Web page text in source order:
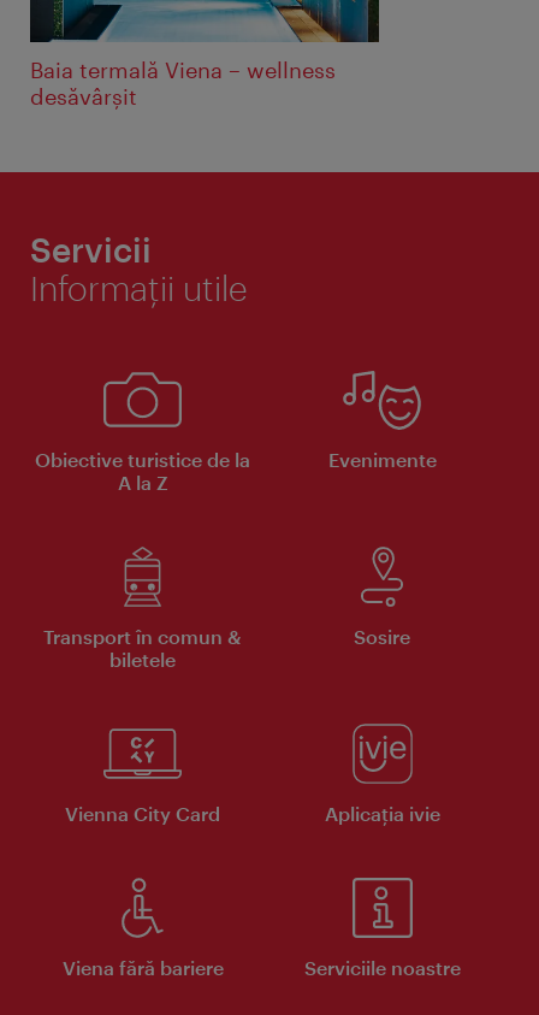
Baia termală Viena – wellness
desăvârşit
Servicii
Informaţii utile
Obiective turistice de la
A la Z
Evenimente
Transport în comun &
biletele
Sosire
Vienna City Card Aplicaţia ivie
Viena fără bariere Serviciile noastre